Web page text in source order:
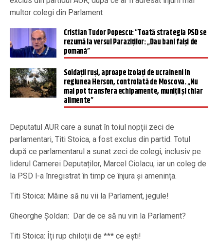
multor colegi din Parlament
Cristian Tudor Popescu: ”Toată strategia PSD se
rezumă la versul Paraziților: „Dau bani falși de
pomană”
Soldații ruși, aproape izolați de ucraineni în
regiunea Herson, controlată de Moscova. „Nu
mai pot transfera echipamente, muniţii şi chiar
alimente”
Deputatul AUR care a sunat în toiul nopții zeci de
parlamentari, Titi Stoica, a fost exclus din partid. Totul
după ce parlamentarul a sunat zeci de colegi, inclusiv pe
liderul Camerei Deputaților, Marcel Ciolacu, iar un coleg de
la PSD l-a înregistrat în timp ce înjura și amenința.
Titi Stoica: Mâine să nu vii la Parlament, jegule!
Gheorghe Șoldan: Dar de ce să nu vin la Parlament?
Titi Stoica: Îți rup chiloții de *** ce ești!